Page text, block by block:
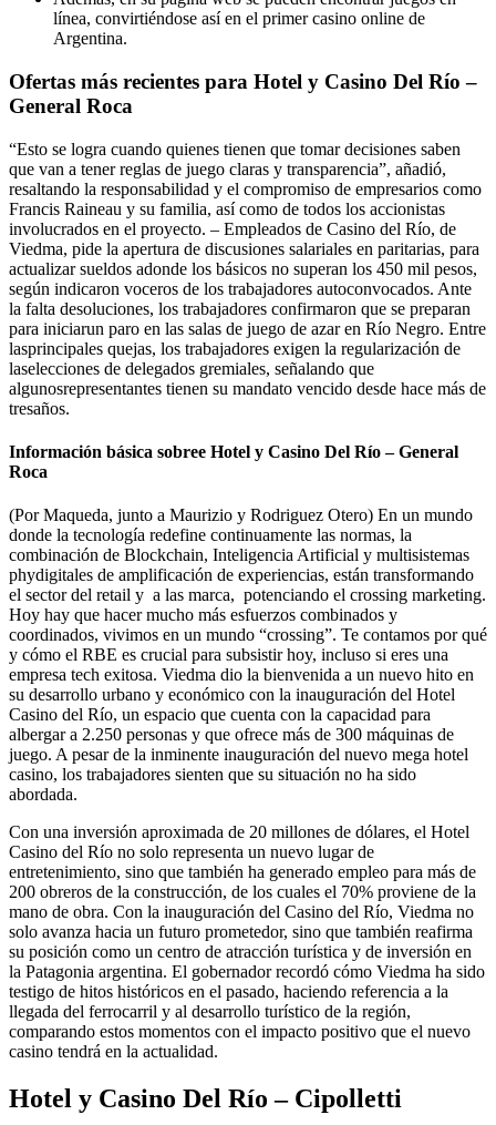
línea, convirtiéndose así en el primer casino online de
Argentina.
Ofertas más recientes para Hotel y Casino Del Río –
General Roca
“Esto se logra cuando quienes tienen que tomar decisiones saben
que van a tener reglas de juego claras y transparencia”, añadió,
resaltando la responsabilidad y el compromiso de empresarios como
Francis Raineau y su familia, así como de todos los accionistas
involucrados en el proyecto. – Empleados de Casino del Río, de
Viedma, pide la apertura de discusiones salariales en paritarias, para
actualizar sueldos adonde los básicos no superan los 450 mil pesos,
según indicaron voceros de los trabajadores autoconvocados. Ante
la falta desoluciones, los trabajadores confirmaron que se preparan
para iniciarun paro en las salas de juego de azar en Río Negro. Entre
lasprincipales quejas, los trabajadores exigen la regularización de
laselecciones de delegados gremiales, señalando que
algunosrepresentantes tienen su mandato vencido desde hace más de
tresaños.
Información básica sobree Hotel y Casino Del Río – General
Roca
(Por Maqueda, junto a Maurizio y Rodriguez Otero) En un mundo
donde la tecnología redefine continuamente las normas, la
combinación de Blockchain, Inteligencia Artificial y multisistemas
phydigitales de amplificación de experiencias, están transformando
el sector del retail y a las marca, potenciando el crossing marketing.
Hoy hay que hacer mucho más esfuerzos combinados y
coordinados, vivimos en un mundo “crossing”. Te contamos por qué
y cómo el RBE es crucial para subsistir hoy, incluso si eres una
empresa tech exitosa. Viedma dio la bienvenida a un nuevo hito en
su desarrollo urbano y económico con la inauguración del Hotel
Casino del Río, un espacio que cuenta con la capacidad para
albergar a 2.250 personas y que ofrece más de 300 máquinas de
juego. A pesar de la inminente inauguración del nuevo mega hotel
casino, los trabajadores sienten que su situación no ha sido
abordada.
Con una inversión aproximada de 20 millones de dólares, el Hotel
Casino del Río no solo representa un nuevo lugar de
entretenimiento, sino que también ha generado empleo para más de
200 obreros de la construcción, de los cuales el 70% proviene de la
mano de obra. Con la inauguración del Casino del Río, Viedma no
solo avanza hacia un futuro prometedor, sino que también reafirma
su posición como un centro de atracción turística y de inversión en
la Patagonia argentina. El gobernador recordó cómo Viedma ha sido
testigo de hitos históricos en el pasado, haciendo referencia a la
llegada del ferrocarril y al desarrollo turístico de la región,
comparando estos momentos con el impacto positivo que el nuevo
casino tendrá en la actualidad.
Hotel y Casino Del Río – Cipolletti